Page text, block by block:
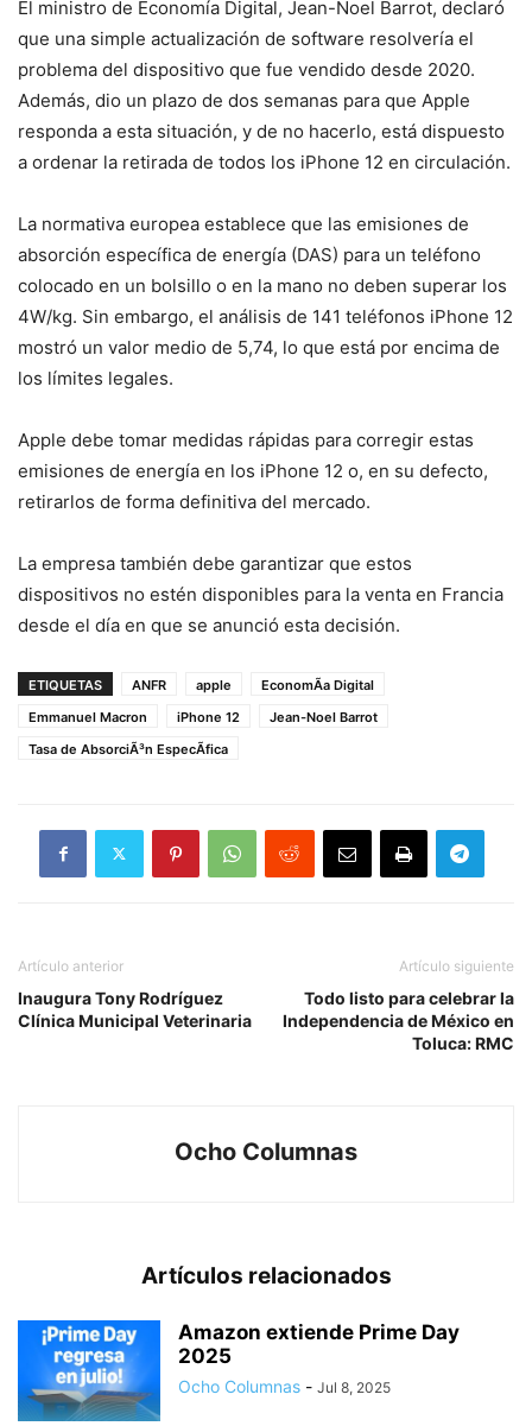
El ministro de Economía Digital, Jean-Noel Barrot, declaró
que una simple actualización de software resolvería el
problema del dispositivo que fue vendido desde 2020.
Además, dio un plazo de dos semanas para que Apple
responda a esta situación, y de no hacerlo, está dispuesto
a ordenar la retirada de todos los iPhone 12 en circulación.
La normativa europea establece que las emisiones de
absorción específica de energía (DAS) para un teléfono
colocado en un bolsillo o en la mano no deben superar los
4W/kg. Sin embargo, el análisis de 141 teléfonos iPhone 12
mostró un valor medio de 5,74, lo que está por encima de
los límites legales.
Apple debe tomar medidas rápidas para corregir estas
emisiones de energía en los iPhone 12 o, en su defecto,
retirarlos de forma definitiva del mercado.
La empresa también debe garantizar que estos
dispositivos no estén disponibles para la venta en Francia
desde el día en que se anunció esta decisión.
ETIQUETAS ANFR apple
EconomÃ­a Digital
Emmanuel Macron
iPhone 12
Jean-Noel Barrot
Tasa de AbsorciÃ³n EspecÃ­fica
Artículo anterior
Inaugura Tony Rodríguez
Clínica Municipal Veterinaria
Artículo siguiente
Todo listo para celebrar la
Independencia de México en
Toluca: RMC
Ocho Columnas
Artículos relacionados
Amazon extiende Prime Day
2025
Ocho Columnas - Jul 8, 2025